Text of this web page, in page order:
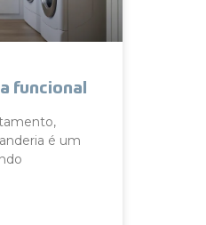
funcional
é um